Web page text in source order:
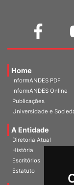
Home
InformANDES PDF
InformANDES Online
Publicações
Universidade e
A Entidade
Diretoria Atual
História
Escritórios
Estatuto